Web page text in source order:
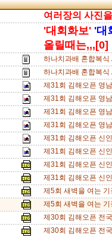
여러장의 사진
'대회화보' '대
올릴때는,,,[0]
하나치과배 혼합복
하나치과배 혼합복
제31회 김해오픈 영
제31회 김해오픈 영
제31회 김해오픈 영
제31회 김해오픈 영
제31회 김해오픈 신
제31회 김해오픈 신
제31회 김해오픈 신
제31회 김해오픈 신
제5회 새벽을 여는
제5회 새벽을 여는
제30회 김해오픈 전
제30회 김해오픈 전